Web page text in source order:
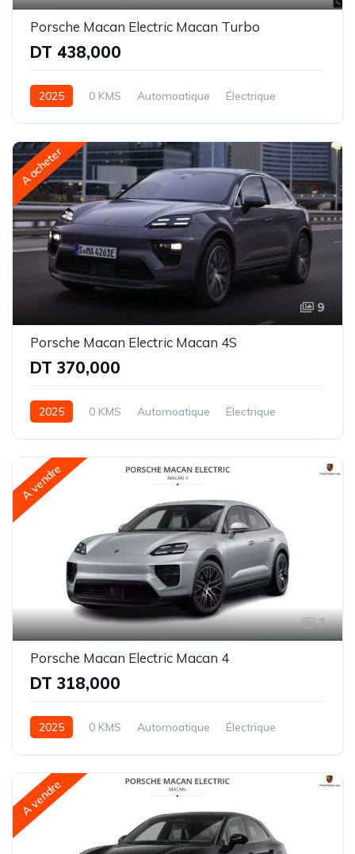
Porsche Macan Electric Macan Turbo
DT 438,000
2025 0 KMS Automoatique
Électrique
A acheter
9
Porsche Macan Electric Macan 4S
DT 370,000
2025 0 KMS Automoatique
Électrique
A vendre
7
Porsche Macan Electric Macan 4
DT 318,000
2025 0 KMS Automoatique
Électrique
A vendre